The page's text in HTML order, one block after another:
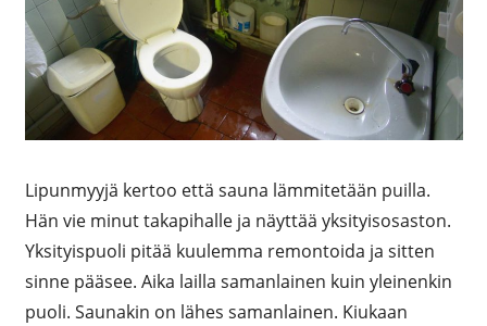
Lipunmyyjä kertoo että sauna lämmitetään puilla.
Hän vie minut takapihalle ja näyttää yksityisosaston.
Yksityispuoli pitää kuulemma remontoida ja sitten
sinne pääsee. Aika lailla samanlainen kuin yleinenkin
puoli. Saunakin on lähes samanlainen. Kiukaan